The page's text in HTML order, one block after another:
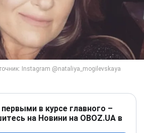
в курсе главного –
на Новини на OBOZ.UA в